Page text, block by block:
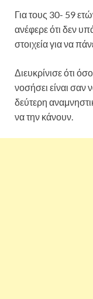
Για τους 30- 59
ανέφερε ότι δεν
στοιχεία για να
Διευκρίνισε ότι
νοσήσει είναι σαν
δεύτερη
να την κάνουν.